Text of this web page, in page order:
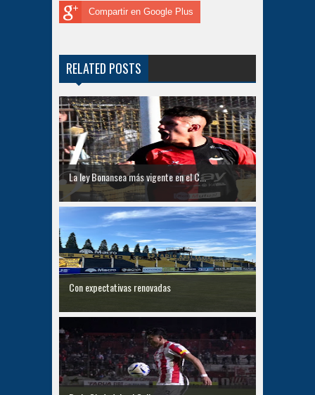
Compartir en Google Plus
RELATED POSTS
La ley Bonansea más vigente en el C...
Con expectativas renovadas